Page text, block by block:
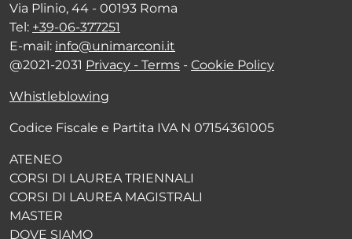
Via Plinio, 44 - 00193 Roma
Tel: +39-06-377251
E-mail: info@unimarconi.it
@2021-2031 Privacy - Terms - Cookie Policy
Whistleblowing
Codice Fiscale e Partita IVA N 07154361005
ATENEO
CORSI DI LAUREA TRIENNALI
CORSI DI LAUREA MAGISTRALI
MASTER
DOVE SIAMO